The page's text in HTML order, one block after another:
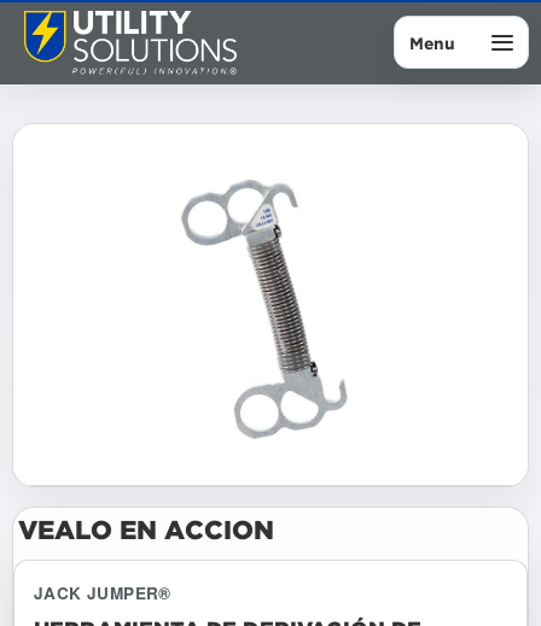
Menu
VEALO EN ACCION
JACK JUMPER®